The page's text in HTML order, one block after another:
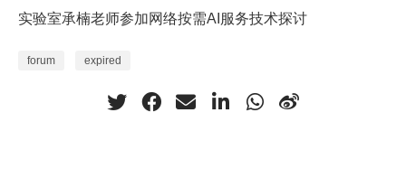
实验室承楠老师参加网络按需AI服务技术探讨
forum expired